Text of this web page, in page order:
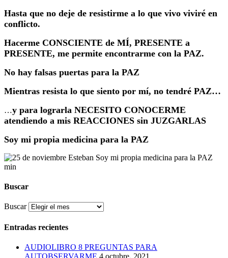
Hasta que no deje de resistirme a lo que vivo viviré en
conflicto.
Hacerme CONSCIENTE de MÍ, PRESENTE a
PRESENTE, me permite encontrarme con la PAZ.
No hay falsas puertas para la PAZ
Mientras resista lo que siento por mí, no tendré PAZ…
…y para lograrla NECESITO CONOCERME
atendiendo a mis REACCIONES sin JUZGARLAS
Soy mi propia medicina para la PAZ
Buscar
Buscar
Entradas recientes
AUDIOLIBRO 8 PREGUNTAS PARA
AUTOBSERVARME 4 octubre, 2021